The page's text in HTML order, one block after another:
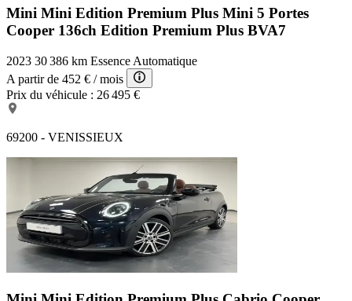
Mini Mini Edition Premium Plus Mini 5 Portes
Cooper 136ch Edition Premium Plus BVA7
2023 30 386 km Essence Automatique
A partir de 452 € / mois
Prix du véhicule : 26 495 €
69200 - VENISSIEUX